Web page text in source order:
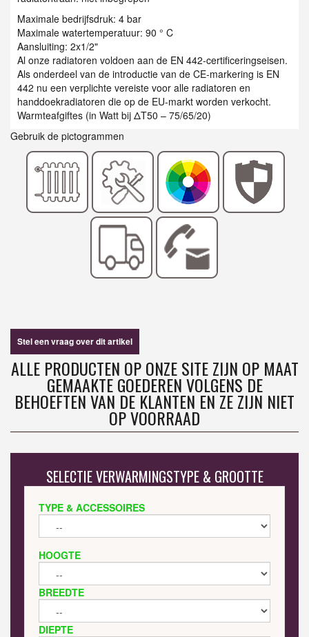
Maximale bedrijfsdruk: 4 bar
Maximale watertemperatuur: 90 ° C
Aansluiting: 2x1/2"
Al onze radiatoren voldoen aan de EN 442-certificeringseisen.
Als onderdeel van de introductie van de CE-markering is EN
442 nu een verplichte vereiste voor alle radiatoren en
handdoekradiatoren die op de EU-markt worden verkocht.
Warmteafgiftes (in Watt bij ΔT50 – 75/65/20)
Gebruik de pictogrammen
Stel een vraag over dit artikel
ALLE PRODUCTEN OP ONZE SITE ZIJN OP MAAT
GEMAAKTE GOEDEREN VOLGENS DE
BEHOEFTEN VAN DE KLANTEN EN ZE ZIJN NIET
OP VOORRAAD
SELECTIE VERWARMINGSTYPE & GROOTTE
TYPE & ACCESSOIRES
HOOGTE
BREEDTE
DIEPTE